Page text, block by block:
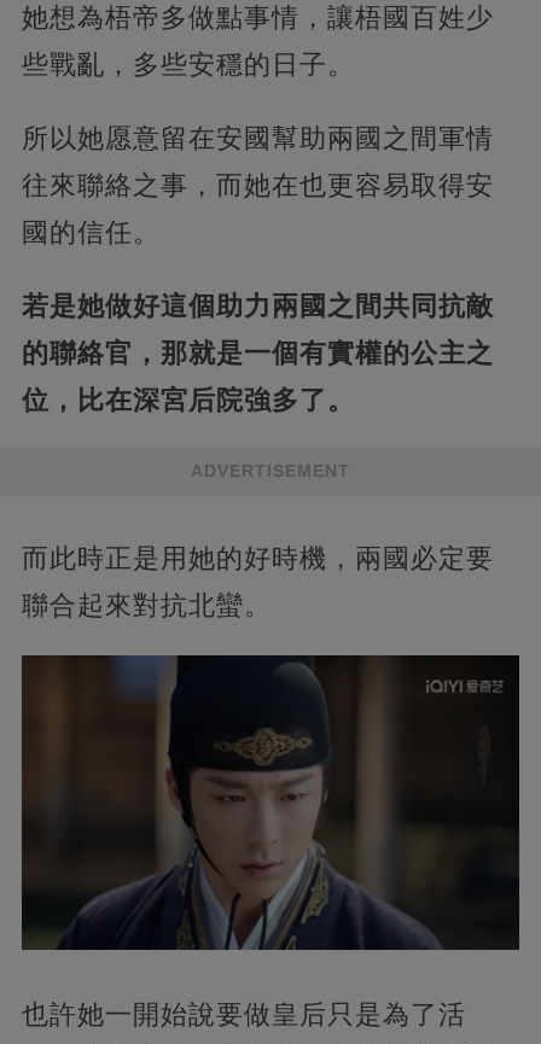
她想為梧帝多做點事情，讓梧國百姓少
些戰亂，多些安穩的日子。
所以她愿意留在安國幫助兩國之間軍情
往來聯絡之事，而她在也更容易取得安
國的信任。
若是她做好這個助力兩國之間共同抗敵
的聯絡官，那就是一個有實權的公主之
位，比在深宮后院強多了。
ADVERTISEMENT
而此時正是用她的好時機，兩國必定要
聯合起來對抗北蠻。
也許她一開始說要做皇后只是為了活